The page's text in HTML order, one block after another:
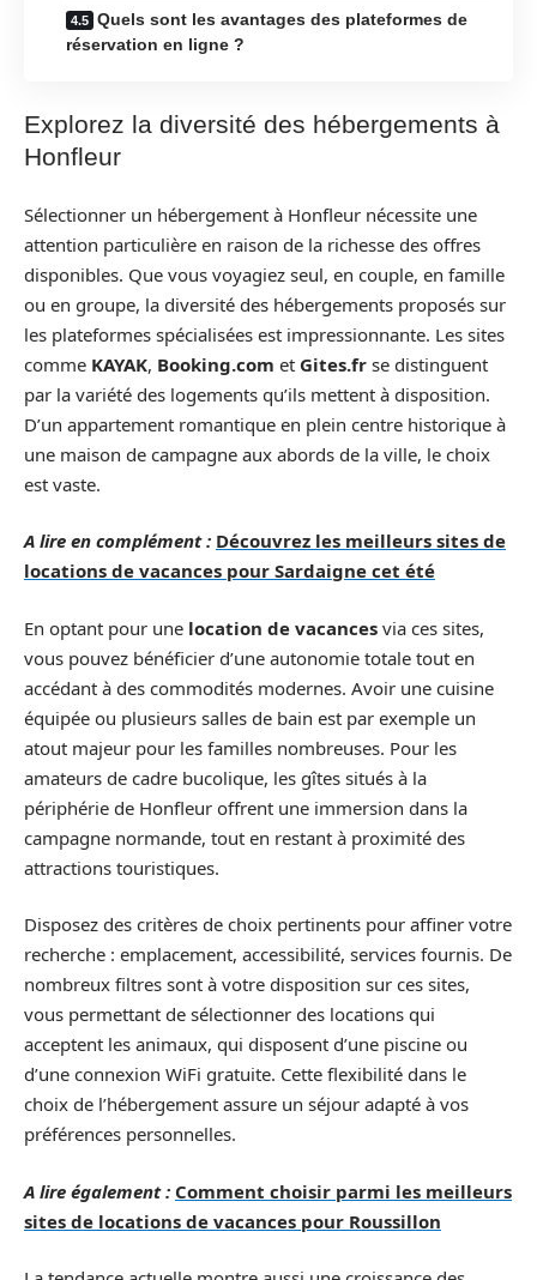
Quels sont les avantages des plateformes de
réservation en ligne ?
Explorez la diversité des hébergements à
Honfleur
Sélectionner un hébergement à Honfleur nécessite une
attention particulière en raison de la richesse des offres
disponibles. Que vous voyagiez seul, en couple, en famille
ou en groupe, la diversité des hébergements proposés sur
les plateformes spécialisées est impressionnante. Les sites
comme KAYAK, Booking.com et Gites.fr se distinguent
par la variété des logements qu’ils mettent à disposition.
D’un appartement romantique en plein centre historique à
une maison de campagne aux abords de la ville, le choix
est vaste.
A lire en complément : Découvrez les meilleurs sites de
locations de vacances pour Sardaigne cet été
En optant pour une location de vacances via ces sites,
vous pouvez bénéficier d’une autonomie totale tout en
accédant à des commodités modernes. Avoir une cuisine
équipée ou plusieurs salles de bain est par exemple un
atout majeur pour les familles nombreuses. Pour les
amateurs de cadre bucolique, les gîtes situés à la
périphérie de Honfleur offrent une immersion dans la
campagne normande, tout en restant à proximité des
attractions touristiques.
Disposez des critères de choix pertinents pour affiner votre
recherche : emplacement, accessibilité, services fournis. De
nombreux filtres sont à votre disposition sur ces sites,
vous permettant de sélectionner des locations qui
acceptent les animaux, qui disposent d’une piscine ou
d’une connexion WiFi gratuite. Cette flexibilité dans le
choix de l’hébergement assure un séjour adapté à vos
préférences personnelles.
A lire également : Comment choisir parmi les meilleurs
sites de locations de vacances pour Roussillon